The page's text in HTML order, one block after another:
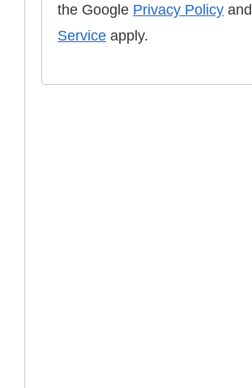
the Google Privacy Policy and
Service apply.